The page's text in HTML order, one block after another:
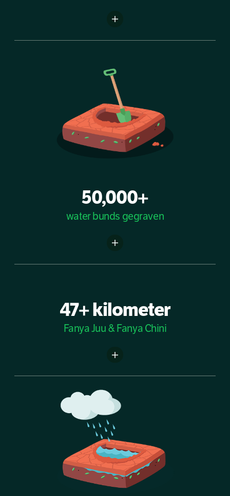
50,000+
water bunds gegraven
47+ kilometer
Fanya Juu & Fanya Chini